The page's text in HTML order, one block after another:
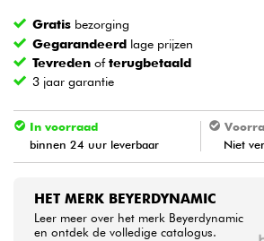
Blaasinstrument
Viool & Quatuor
Kinderen
HiFi
Gratis bezorging
Gegarandeerd lage prijzen
Tevreden ofterugbetaald
3 jaar garantie
In voorraad
binnen 24 uur leverbaar
Niet
HET MERK BEYERDYNAMIC
Leer meer over het merk Beyerdynamic
en ontdek de volledige catalogus.